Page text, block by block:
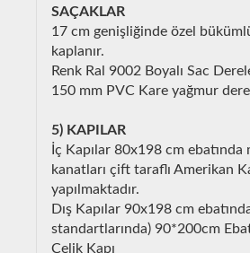
SAÇAKLAR
17 cm genişliğinde özel
kaplanır.
Renk Ral 9002 Boyalı Sac
150 mm PVC Kare yağmur
5) KAPILAR
İç Kapılar 80x198 cm ebatında
kanatları çift taraflı Amerikan
yapılmaktadır.
Dış Kapılar 90x198 cm
standartlarında) 90*200cm
Çelik Kapı